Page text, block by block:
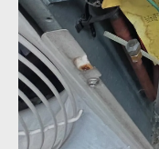
寿命延長
適切な再
プロが教
地域の知
専門家が語る